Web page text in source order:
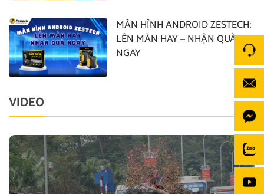
MÀN HÌNH ANDROID ZESTECH:
LÊN MÀN HAY – NHẬN QUÀ
NGAY
VIDEO